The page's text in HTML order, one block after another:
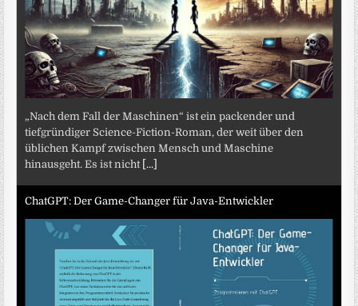
„Nach dem Fall der Maschinen“ ist ein packender und
tiefgründiger Science-Fiction-Roman, der weit über den
üblichen Kampf zwischen Mensch und Maschine
hinausgeht. Es ist nicht [...]
ChatGPT: Der Game-Changer für Java-Entwickler